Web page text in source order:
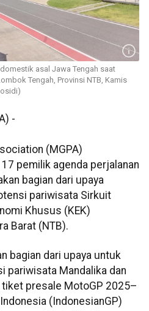
asal Jawa Tengah saat
Tengah, Provinsi NTB, Kamis
-
(MGPA)
pemilik agenda perjalanan
bagian dari upaya
pariwisata Sirkuit
Khusus (KEK)
Barat (NTB).
bagian dari upaya untuk
pariwisata Mandalika dan
presale MotoGP 2025–
(IndonesianGP)